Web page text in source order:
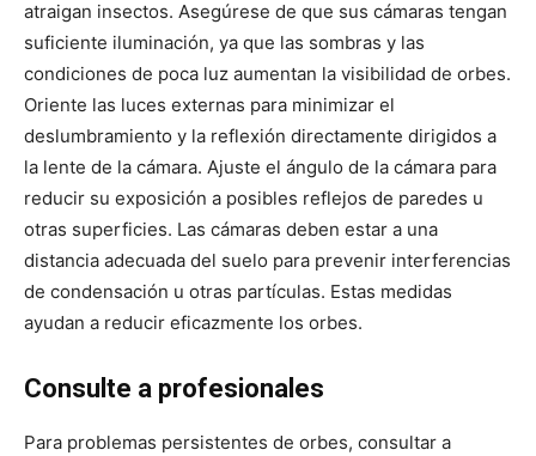
atraigan insectos. Asegúrese de que sus cámaras tengan
suficiente iluminación, ya que las sombras y las
condiciones de poca luz aumentan la visibilidad de orbes.
Oriente las luces externas para minimizar el
deslumbramiento y la reflexión directamente dirigidos a
la lente de la cámara. Ajuste el ángulo de la cámara para
reducir su exposición a posibles reflejos de paredes u
otras superficies. Las cámaras deben estar a una
distancia adecuada del suelo para prevenir interferencias
de condensación u otras partículas. Estas medidas
ayudan a reducir eficazmente los orbes.
Consulte a profesionales
Para problemas persistentes de orbes, consultar a